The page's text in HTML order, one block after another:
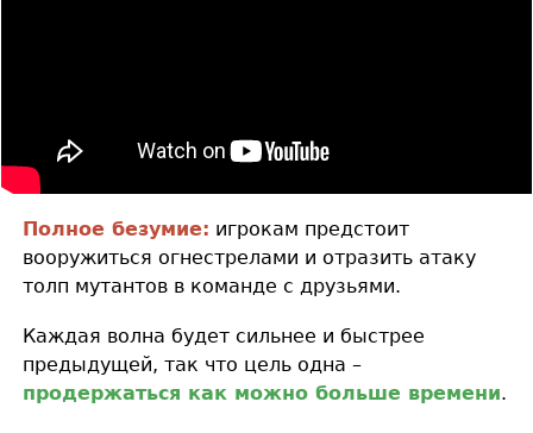
Полное безумие: игрокам предстоит
вооружиться огнестрелами и отразить атаку
толп мутантов в команде с друзьями.
Каждая волна будет сильнее и быстрее
предыдущей, так что цель одна –
продержаться как можно больше времени.